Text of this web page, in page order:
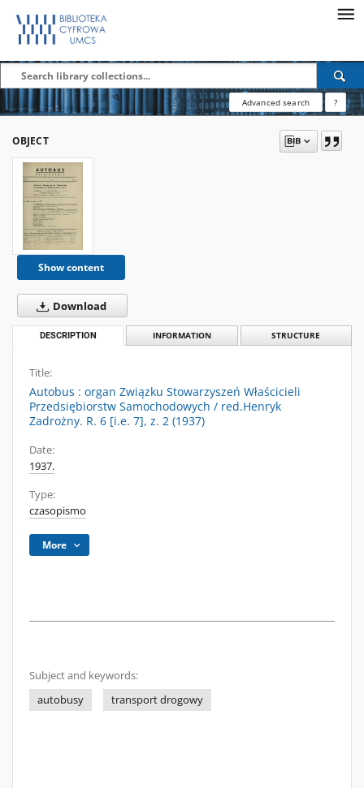
Advanced search ?
OBJECT
Show content
Download
DESCRIPTION INFORMATION STRUCTURE
Title:
Autobus : organ Związku Stowarzyszeń Właścicieli
Przedsiębiorstw Samochodowych / red.Henryk
Zadrożny. R. 6 [i.e. 7], z. 2 (1937)
Date:
1937.
Type:
czasopismo
More
Subject and keywords:
autobusy
transport drogowy